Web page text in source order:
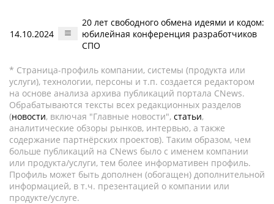
14.10.2024
20 лет свободного обмена идеями и кодом:
юбилейная конференция разработчиков
СПО
* Страница-профиль компании, системы (продукта или
услуги), технологии, персоны и т.п. создается редактором
на основе анализа архива публикаций портала CNews.
Обрабатываются тексты всех редакционных разделов
(новости, включая "Главные новости", статьи,
аналитические обзоры рынков, интервью, а также
содержание партнёрских проектов). Таким образом, чем
больше публикаций на CNews было с именем компании
или продукта/услуги, тем более информативен профиль.
Профиль может быть дополнен (обогащен) дополнительной
информацией, в т.ч. презентацией о компании или
продукте/услуге.